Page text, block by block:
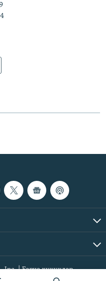
Inc. | Барча ҳуқуқлар